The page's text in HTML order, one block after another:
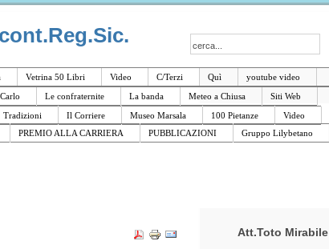
Vetrina 50 Libri Video C/Terzi Quì
youtube video
Le confraternite La banda Meteo a Chiusa
Siti Web
Tradizioni Il Corriere Museo Marsala 100 Pietanze
Video
PREMIO ALLA CARRIERA PUBBLICAZIONI Gruppo Lilybetano
Att.Toto Mirabile